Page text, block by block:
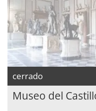
cerrado
Museo del